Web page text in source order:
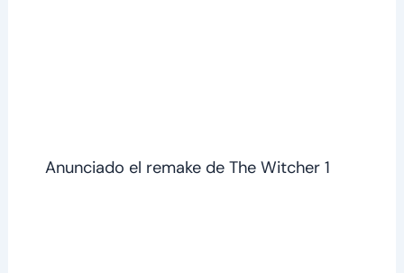
Anunciado el remake de The Witcher 1